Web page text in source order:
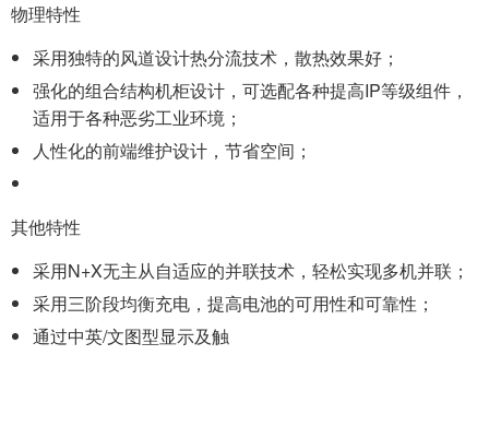
物理特性
采用独特的风道设计热分流技术，散热效果好；
强化的组合结构机柜设计，可选配各种提高IP等级组件，
适用于各种恶劣工业环境；
人性化的前端维护设计，节省空间；
其他特性
采用N+X无主从自适应的并联技术，轻松实现多机并联；
采用三阶段均衡充电，提高电池的可用性和可靠性；
通过中英/文图型显示及触